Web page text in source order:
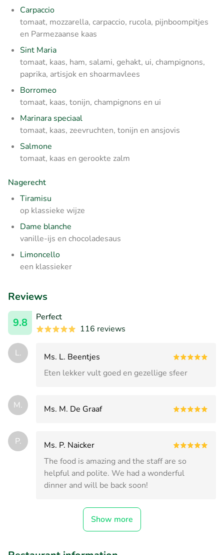
Carpaccio
tomaat, mozzarella, carpaccio, rucola, pijnboompitjes
en Parmezaanse kaas
Sint Maria
tomaat, kaas, ham, salami, gehakt, ui, champignons,
paprika, artisjok en shoarmavlees
Borromeo
tomaat, kaas, tonijn, champignons en ui
Marinara speciaal
tomaat, kaas, zeevruchten, tonijn en ansjovis
Salmone
tomaat, kaas en gerookte zalm
Nagerecht
Tiramisu
op klassieke wijze
Dame blanche
vanille-ijs en chocoladesaus
Limoncello
een klassieker
Reviews
9.8
Perfect
116 reviews
L.
Ms. L. Beentjes
Eten lekker vult goed en gezellige sfeer
M. Ms. M. De Graaf
P.
Ms. P. Naicker
The food is amazing and the staff are so
helpful and polite. We had a wonderful
dinner and will be back soon!
Show more